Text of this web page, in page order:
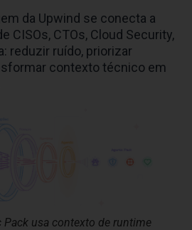
da Upwind se conecta a
CISOs, CTOs, Cloud Security,
reduzir ruído, priorizar
contexto técnico em
Pack usa contexto de runtime